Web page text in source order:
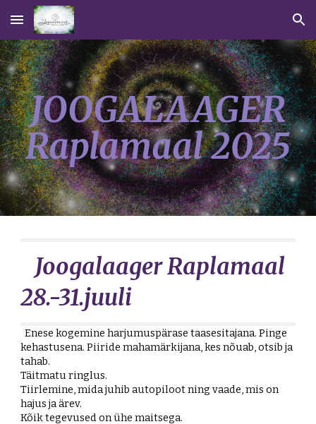
Skip to main content Skip to navigation
JOOGALAAGER
Raplamaal 2025
Joogalaager Raplamaal
28.-31.juuli
Enese kogemine harjumuspärase taasesitajana. Pinge
kehastusena. Piiride mahamärkijana, kes nõuab, otsib ja
tahab.
Täitmatu ringlus.
Tiirlemine, mida juhib autopiloot ning vaade, mis on
hajus ja ärev.
Kõik tegevused on ühe maitsega.